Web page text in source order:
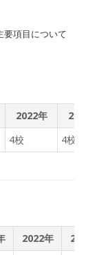
度末にハードは
ウントが配られ
っそく、授業で
PCを使っていま
国語、図工、プ
グ........たくさん
材の有効活用に
よる録画授業映
、いつでも視聴
をつくることは
持のために有効
ると思われます
項目について
2022年
2023
4校 4校
2022年
2023